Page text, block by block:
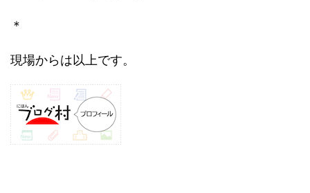
＊
現場からは以上です。